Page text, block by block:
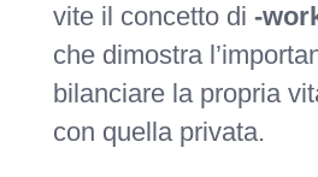
vite il concetto di -
che dimostra
bilanciare la propria
con quella privata.